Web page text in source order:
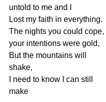
untold to me and
Lost my faith in everything.
The nights you could cope,
your intentions were gold,
But the mountains will
shake,
need to know can still
make